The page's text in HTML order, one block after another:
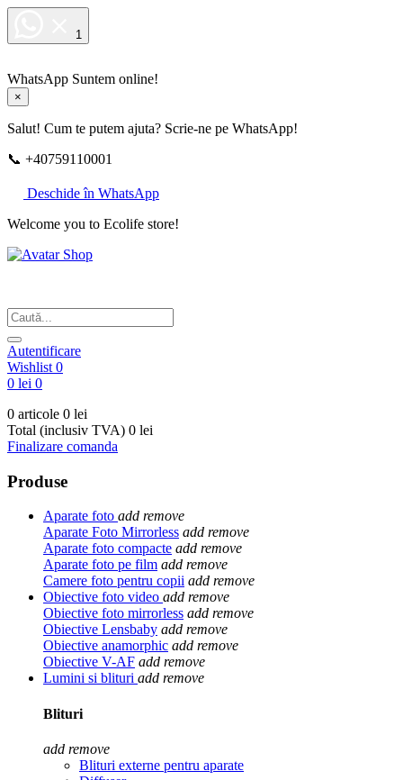
1
WhatsApp Suntem online!
×
Salut! Cum te putem ajuta? Scrie-ne pe WhatsApp!
📞 +40759110001
Deschide în WhatsApp
Welcome you to Ecolife store!
Autentificare
Wishlist 0
0 lei 0
0 articole 0 lei
Total (inclusiv TVA) 0 lei
Finalizare comanda
Produse
Aparate foto add remove
Aparate Foto Mirrorless add remove
Aparate foto compacte add remove
Aparate foto pe film add remove
Camere foto pentru copii add remove
Obiective foto video add remove
Obiective foto mirrorless add remove
Obiective Lensbaby add remove
Obiective anamorphic add remove
Obiective V-AF add remove
Lumini si blituri add remove
Blituri
add remove
Blituri externe pentru aparate